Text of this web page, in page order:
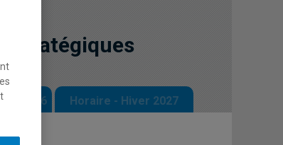
stratégiques
2026 Horaire - Hiver 2027